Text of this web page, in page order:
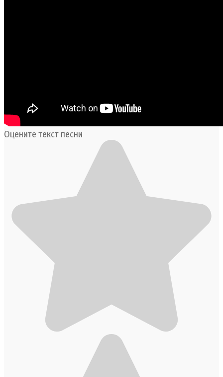
Оцените текст песни